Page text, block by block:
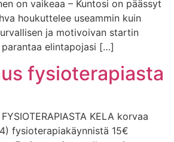
on vaikeaa – Kuntosi on päässyt
houkuttelee useammin kuin
ja motivoivan startin
elintapojasi […]
fysioterapiasta
KELA korvaa
fysioterapiakäynnistä 15€